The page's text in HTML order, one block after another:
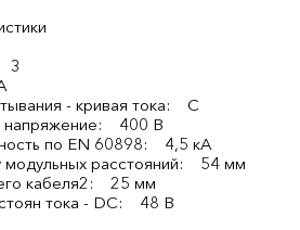
3
- кривая тока: C
напряжение: 400 В
по EN 60898: 4,5 кА
модульных расстояний: 54 мм
кабеля2: 25 мм
тока - DC: 48 В